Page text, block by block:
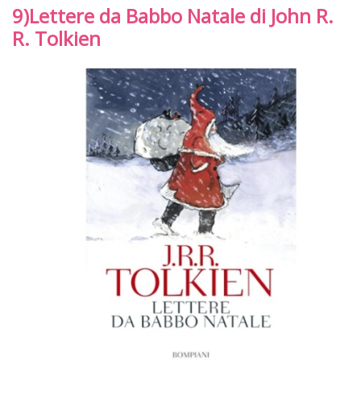
9)Lettere da Babbo Natale di John R.
R. Tolkien